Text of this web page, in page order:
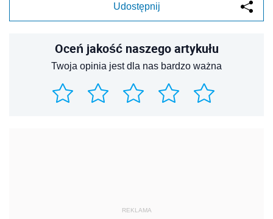
Udostępnij
Oceń jakość naszego artykułu
Twoja opinia jest dla nas bardzo ważna
REKLAMA